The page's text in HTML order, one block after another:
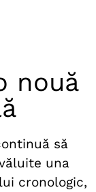
nouă
să
una
cronologic,